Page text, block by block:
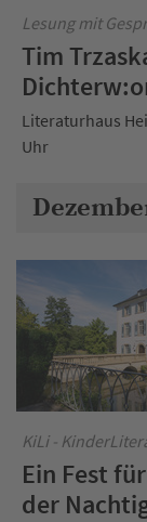
Lesung mit
Tim
Literaturhaus
Uhr
KiLi -
Ein Fest
der